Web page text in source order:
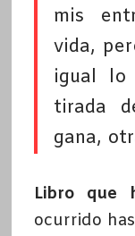
mis
vida,
igual lo
tirada
gana,
Libro que
ocurrido